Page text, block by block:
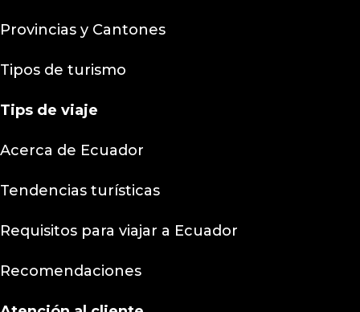
Provincias y Cantones
Tipos de turismo
Tips de viaje
Acerca de Ecuador
Tendencias turísticas
Requisitos para viajar a Ecuador
Recomendaciones